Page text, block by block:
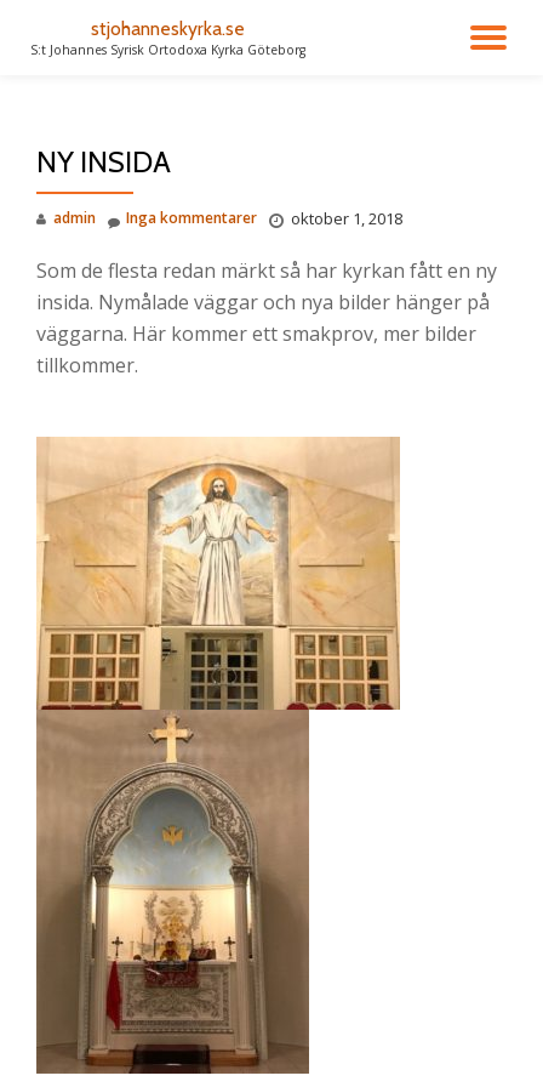
stjohanneskyrka.se
S:t Johannes Syrisk Ortodoxa Kyrka Göteborg
NY INSIDA
admin oktober 1, 2018
Inga kommentarer
Som de flesta redan märkt så har kyrkan fått en ny
insida. Nymålade väggar och nya bilder hänger på
väggarna. Här kommer ett smakprov, mer bilder
tillkommer.